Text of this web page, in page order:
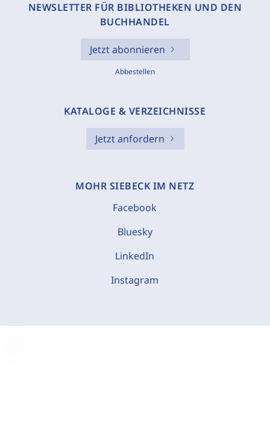
NEWSLETTER FÜR BIBLIOTHEKEN UND DEN
BUCHHANDEL
Jetzt abonnieren
Abbestellen
KATALOGE & VERZEICHNISSE
Jetzt anfordern
MOHR SIEBECK IM NETZ
Facebook
Bluesky
LinkedIn
Instagram